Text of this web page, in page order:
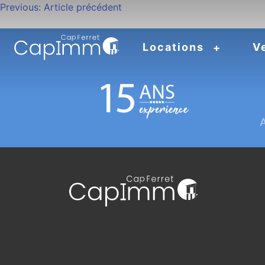
Locations
Navigation
de
l’article
Previous: Article précédent